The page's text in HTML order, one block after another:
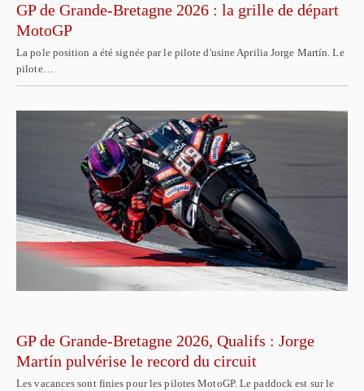
GP de Grande-Bretagne 2026 : la grille de départ
MotoGP
La pole position a été signée par le pilote d'usine Aprilia Jorge Martín. Le
pilote…
GP de Grande-Bretagne 2026, Qualifs : Jorge
Martín pulvérise le record du circuit
Les vacances sont finies pour les pilotes MotoGP. Le paddock est sur le